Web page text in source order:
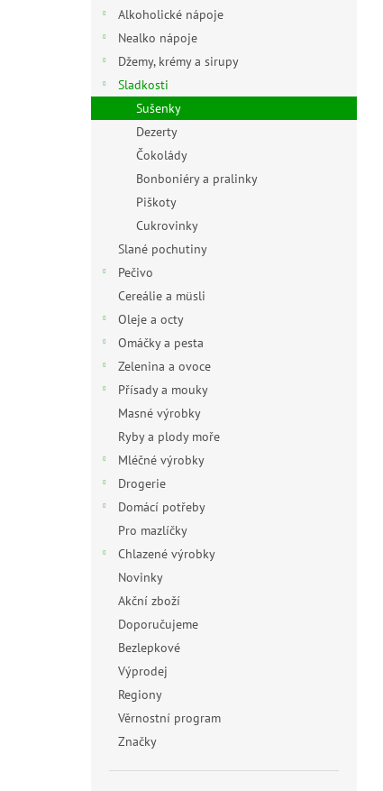
Alkoholické nápoje
Nealko nápoje
Džemy, krémy a sirupy
Sladkosti
Sušenky
Dezerty
Čokolády
Bonboniéry a pralinky
Piškoty
Cukrovinky
Slané pochutiny
Pečivo
Cereálie a müsli
Oleje a octy
Omáčky a pesta
Zelenina a ovoce
Přísady a mouky
Masné výrobky
Ryby a plody moře
Mléčné výrobky
Drogerie
Domácí potřeby
Pro mazlíčky
Chlazené výrobky
Novinky
Akční zboží
Doporučujeme
Bezlepkové
Výprodej
Regiony
Věrnostní program
Značky